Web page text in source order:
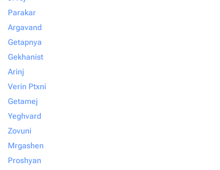
Parakar
Argavand
Getapnya
Gekhanist
Arinj
Verin Ptxni
Getamej
Yeghvard
Zovuni
Mrgashen
Proshyan